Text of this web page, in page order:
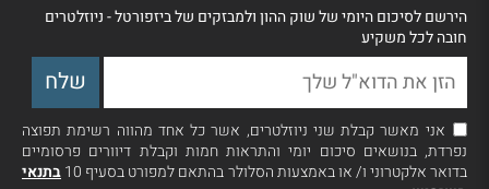
הירשם לסיכום היומי של שוק ההון ולמבזקים של ביזפורטל - ניוזלטרים
חובה לכל משקיע
אני מאשר קבלת שני ניוזלטרים, אשר כל אחד מהווה רשימת תפוצה
נפרדת, בנושאים סיכום יומי והתראות חמות וקבלת דיוורים פרסומיים
בדואר אלקטרוני ו/ או באמצעות הסלולר בהתאם למפורט בסעיף 10
בתנאי